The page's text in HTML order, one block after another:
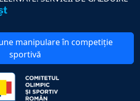
manipulare în competiție
sportivă